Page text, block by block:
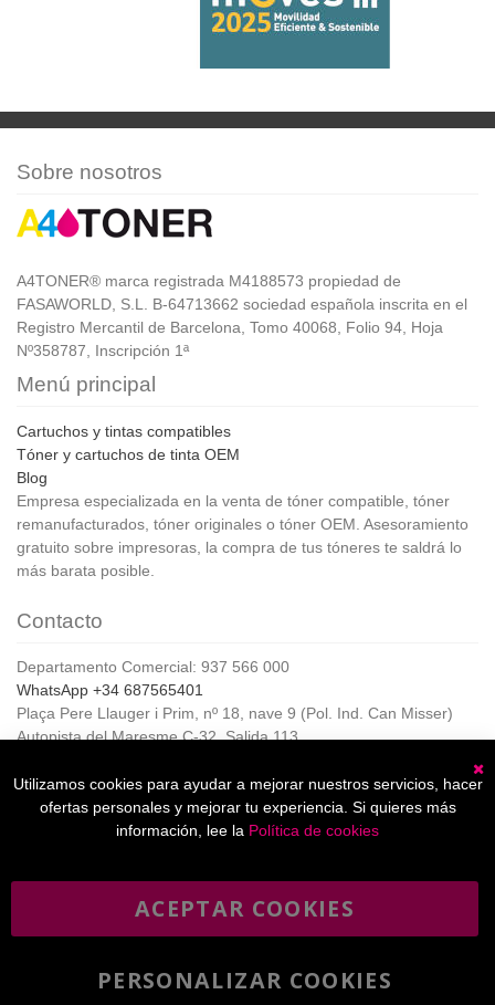
Sobre nosotros
A4TONER® marca registrada M4188573 propiedad de
FASAWORLD, S.L. B-64713662 sociedad española inscrita en el
Registro Mercantil de Barcelona, Tomo 40068, Folio 94, Hoja
Nº358787, Inscripción 1ª
Menú principal
Cartuchos y tintas compatibles
Tóner y cartuchos de tinta OEM
Blog
Empresa especializada en la venta de tóner compatible, tóner
remanufacturados, tóner originales o tóner OEM. Asesoramiento
gratuito sobre impresoras, la compra de tus tóneres te saldrá lo
más barata posible.
Contacto
Departamento Comercial: 937 566 000
WhatsApp +34 687565401
Plaça Pere Llauger i Prim, nº 18, nave 9 (Pol. Ind. Can Misser)
Autopista del Maresme C-32, Salida 113
Horario de Atención al cliente:
De lunes a jueves de 8:00 a 17:00,
Viernes de 8:00 a 15:00
informativo
He leído y acepto lapolítica de privacidad
Utilizamos cookies para ayudar a mejorar nuestros servicios, hacer
ofertas personales y mejorar tu experiencia. Si quieres más
información, lee la Política de cookies
ACEPTAR COOKIES
PERSONALIZAR COOKIES